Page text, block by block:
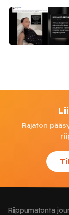
Rajaton
Riippumatonta